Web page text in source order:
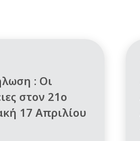
: Οι
στον 21ο
17 Απριλίου